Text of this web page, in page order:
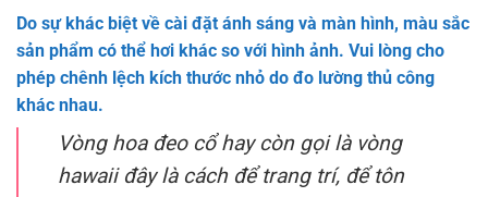
Do sự khác biệt về cài đặt ánh sáng và màn hình, màu sắc
sản phẩm có thể hơi khác so với hình ảnh. Vui lòng cho
phép chênh lệch kích thước nhỏ do đo lường thủ công
khác nhau.
Vòng hoa đeo cổ hay còn gọi là vòng
hawaii đây là cách để trang trí, để tôn